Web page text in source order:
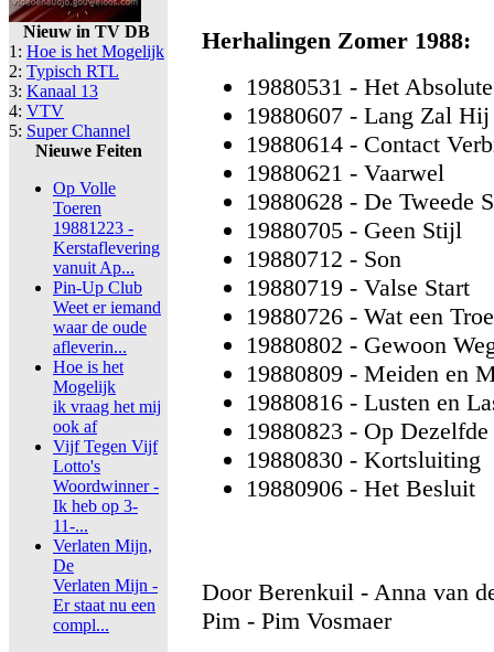
Nieuw in TV DB
1: Hoe is het Mogelijk
2: Typisch RTL
3: Kanaal 13
4: VTV
5: Super Channel
Nieuwe Feiten
Op Volle
Toeren
19881223 -
Kerstaflevering
vanuit Ap...
Pin-Up Club
Weet er iemand
waar de oude
afleverin...
Hoe is het
Mogelijk
ik vraag het mij
ook af
Vijf Tegen Vijf
Lotto's
Woordwinner -
Ik heb op 3-
11-...
Verlaten Mijn,
De
Verlaten Mijn -
Er staat nu een
compl...
Herhalingen Zomer 1988:
19880531 - Het
19880607 - Lang Zal
19880614 - Contact
19880621 - Vaarwel
19880628 - De Tweede
19880705 - Geen Stijl
19880712 - Son
19880719 - Valse Start
19880726 - Wat een
19880802 - Gewoon
19880809 - Meiden en
19880816 - Lusten en
19880823 - Op
19880830 - Kortsluiting
19880906 - Het Besluit
Door Berenkuil - Anna van
Pim - Pim Vosmaer